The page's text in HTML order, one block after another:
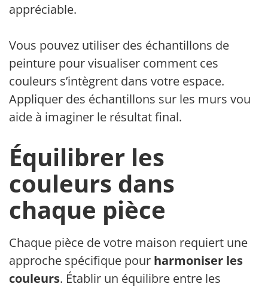
appréciable.
Vous pouvez utiliser des échantillons de
peinture pour visualiser comment ces
couleurs s’intègrent dans votre espace.
Appliquer des échantillons sur les murs vous
aide à imaginer le résultat final.
Équilibrer les
couleurs dans
chaque pièce
Chaque pièce de votre maison requiert une
approche spécifique pour harmoniser les
couleurs. Établir un équilibre entre les